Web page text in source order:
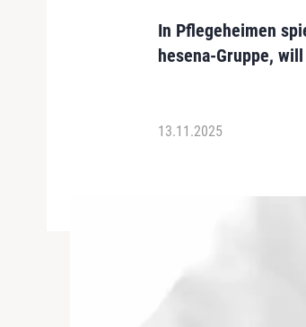
In Pflegeheimen
hesena-Gruppe,
13.11.2025